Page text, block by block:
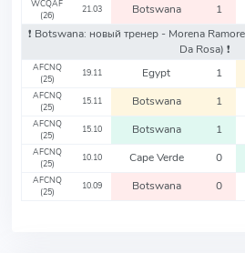
WCQAF
(26)
21.03 Botswana 1
❗️ Botswana: новый тренер - Morena
Da Rosa) ❗️
AFCNQ
(25)
19.11 Egypt 1
AFCNQ
(25)
15.11 Botswana 1
AFCNQ
(25)
15.10 Botswana 1
AFCNQ
(25)
10.10 Cape Verde 0
AFCNQ
(25)
10.09 Botswana 0